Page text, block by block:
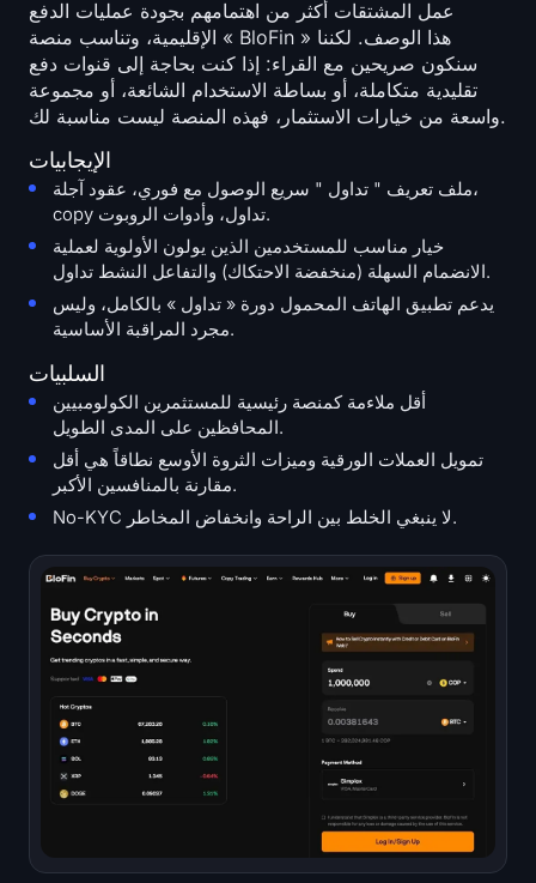
عمل المشتقات أكثر من اهتمامهم بجودة عمليات الدفع
الإقليمية، وتناسب منصة « BloFin » هذا الوصف. لكننا
سنكون صريحين مع القراء: إذا كنت بحاجة إلى قنوات دفع
تقليدية متكاملة، أو بساطة الاستخدام الشائعة، أو مجموعة
واسعة من خيارات الاستثمار، فهذه المنصة ليست مناسبة لك.
الإيجابيات
ملف تعريف " تداول " سريع الوصول مع فوري، عقود آجلة،
copy تداول، وأدوات الروبوت.
خيار مناسب للمستخدمين الذين يولون الأولوية لعملية
الانضمام السهلة (منخفضة الاحتكاك) والتفاعل النشط تداول.
يدعم تطبيق الهاتف المحمول دورة « تداول » بالكامل، وليس
مجرد المراقبة الأساسية.
السلبيات
أقل ملاءمة كمنصة رئيسية للمستثمرين الكولومبيين
المحافظين على المدى الطويل.
تمويل العملات الورقية وميزات الثروة الأوسع نطاقاً هي أقل
مقارنة بالمنافسين الأكبر.
No-KYC لا ينبغي الخلط بين الراحة وانخفاض المخاطر.